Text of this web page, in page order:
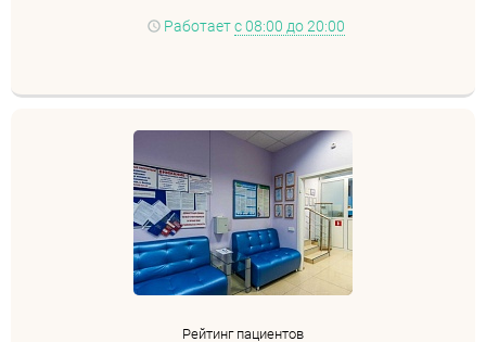
Работаетс 08:00 до 20:00
Рейтинг пациентов